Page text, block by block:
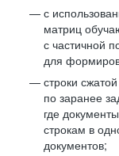
с
матриц
с частичной
для
строки
по заранее
где
строкам в
документов;